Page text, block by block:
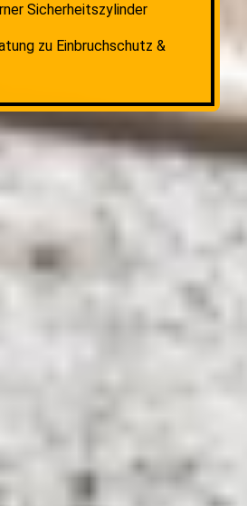
Sicherheitszylinder
zu Einbruchschutz &